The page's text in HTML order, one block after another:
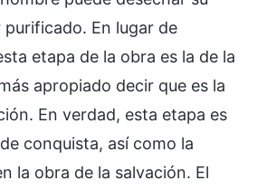
En lugar de
etapa de la obra es la de la
apropiado decir que es la
En verdad, esta etapa es
conquista, así como la
la obra de la salvación. El